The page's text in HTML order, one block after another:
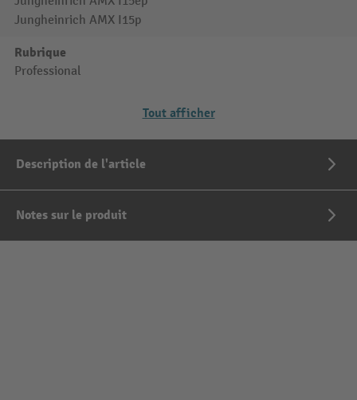
Jungheinrich AMX I15p
Rubrique
Professional
Tout afficher
Description de l'article
Notes sur le produit